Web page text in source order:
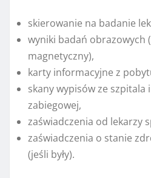
skierowanie na badanie
wyniki badań obrazowych
magnetyczny),
karty informacyjne z
skany wypisów ze szpitala
zabiegowej,
zaświadczenia od lekarzy
zaświadczenia o stanie
(jeśli były).